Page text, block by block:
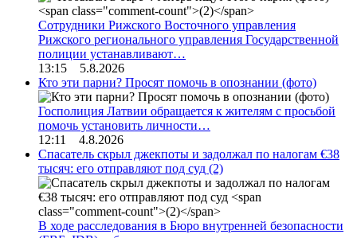
Сотрудники Рижского Восточного управления
Рижского регионального управления Государственной
полиции устанавливают…
13:15 5.8.2026
Кто эти парни? Просят помочь в опознании (фото)
Госполиция Латвии обращается к жителям с просьбой
помочь установить личности…
12:11 4.8.2026
Спасатель скрыл джекпоты и задолжал по налогам €38
тысяч: его отправляют под суд (2)
В ходе расследования в Бюро внутренней безопасности